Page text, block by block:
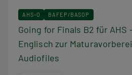
AHS-O BAFEP/BASOP
Going for Finals B2 für AHS
Englisch zur
Audiofiles